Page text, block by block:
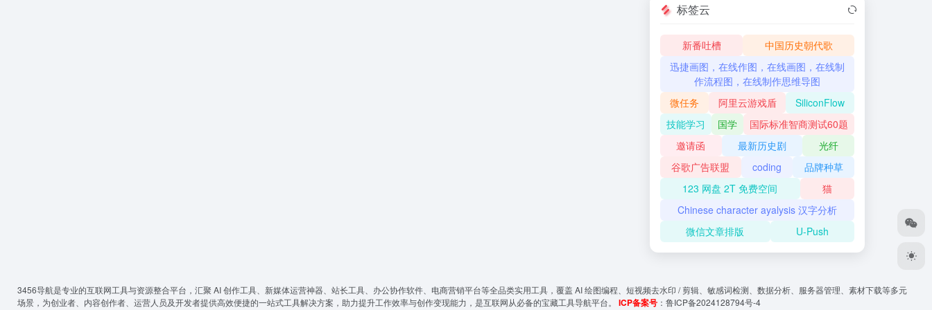
标签云
新番吐槽
中国历史朝代歌
迅捷画图，在线作图，在线画图，在线制
作流程图，在线制作思维导图
微任务
阿里云游戏盾
SiliconFlow
技能学习
国学
国际标准智商测试60题
邀请函
最新历史剧
光纤
谷歌广告联盟
coding
品牌种草
123 网盘 2T 免费空间
猫
Chinese character ayalysis 汉字分析
微信文章排版
U-Push
3456导航是专业的互联网工具与资源整合平台，汇聚 AI 创作工具、新媒体运营神器、站长工具、办公协作软件、电商营销平台等全品类实用工具，覆盖 AI 绘图编程、短视频去水印 / 剪辑、敏感词检测、数据分析、服务器管理、素材下载等多元
场景，为创业者、内容创作者、运营人员及开发者提供高效便捷的一站式工具解决方案，助力提升工作效率与创作变现能力，是互联网从必备的宝藏工具导航平台。 ICP备案号 ： 鲁ICP备2024128794号-4